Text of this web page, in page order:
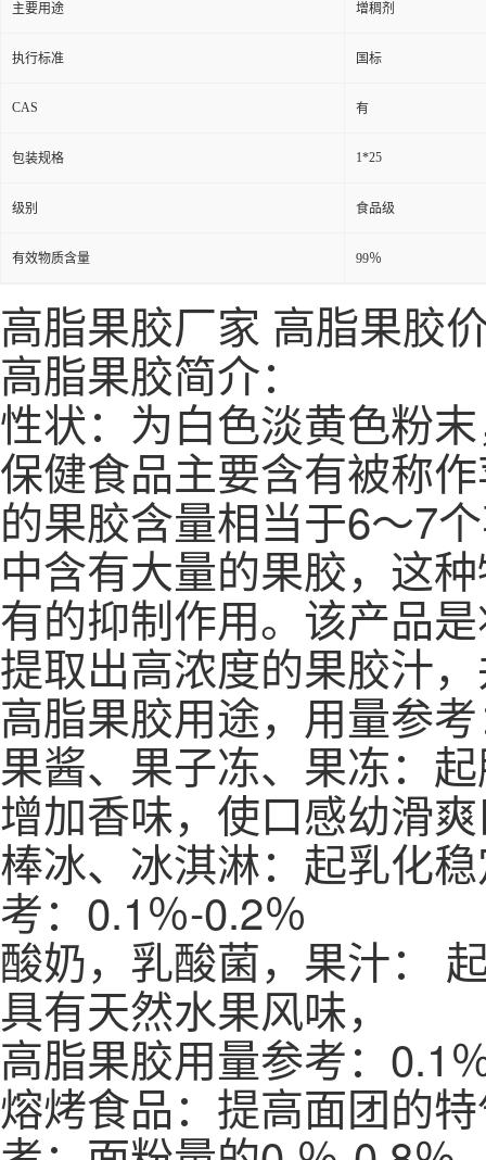
主要用途 增稠剂
执行标准 国标
CAS 有
包装规格 1*25
级别 食品级
有效物质含量 99％
高脂果胶厂家 高脂果胶
高脂果胶简介：
性状：为白色淡黄色粉
保健食品主要含有被称
的果胶含量相当于6～7
中含有大量的果胶，这
有的抑制作用。该产品
提取出高浓度的果胶汁
高脂果胶用途，用量参
果酱、果子冻、果冻：
增加香味，使口感幼滑
棒冰、冰淇淋：起乳化
考：0.1％-0.2％
酸奶，乳酸菌，果汁：
具有天然水果风味，
高脂果胶用量参考：0.1
熔烤食品：提高面团的